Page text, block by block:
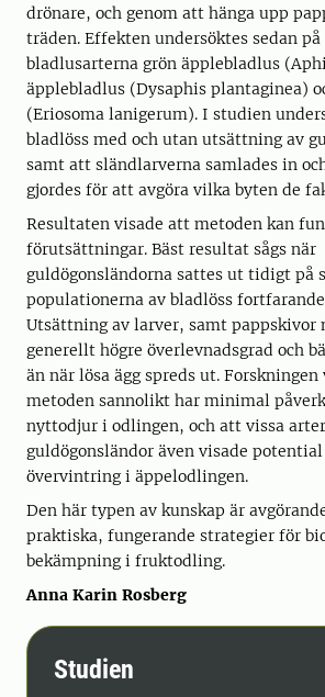
drönare, och genom att hänga upp
träden. Effekten undersöktes sedan
bladlusarterna grön äpplebladlus
äpplebladlus (Dysaphis plantaginea)
(Eriosoma lanigerum). I studien
bladlöss med och utan utsättning av
samt att sländlarverna samlades in
gjordes för att avgöra vilka byten de
Resultaten visade att metoden kan
förutsättningar. Bäst resultat sågs när
guldögonsländorna sattes ut tidigt på
populationerna av bladlöss
Utsättning av larver, samt pappskivor
generellt högre överlevnadsgrad och
än när lösa ägg spreds ut. Forskningen
metoden sannolikt har minimal
nyttodjur i odlingen, och att vissa
guldögonsländor även visade
övervintring i äppelodlingen.
Den här typen av kunskap är
praktiska, fungerande strategier för
bekämpning i fruktodling.
Anna Karin Rosberg
Studien